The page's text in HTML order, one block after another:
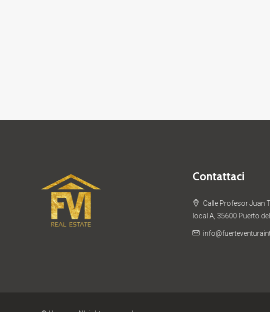
Contattaci
Calle Profesor Juan
local A, 35600 Puerto